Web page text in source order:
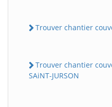
Trouver chantier
Trouver chantier
SAiNT-JURSON